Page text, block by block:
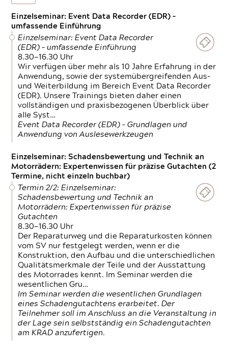
Einzelseminar: Event Data Recorder (EDR) –
umfassende Einführung
Einzelseminar: Event Data Recorder
(EDR) – umfassende Einführung
8.30—16.30 Uhr
Wir verfügen über mehr als 10 Jahre Erfahrung in der
Anwendung, sowie der systemübergreifenden Aus-
und Weiterbildung im Bereich Event Data Recorder
(EDR). Unsere Trainings bieten daher einen
vollständigen und praxisbezogenen Überblick über
alle Syst…
Event Data Recorder (EDR) – Grundlagen und
Anwendung von Auslesewerkzeugen
Einzelseminar: Schadensbewertung und Technik an
Motorrädern: Expertenwissen für präzise Gutachten (2
Termine, nicht einzeln buchbar)
Termin 2/2: Einzelseminar:
Schadensbewertung und Technik an
Motorrädern: Expertenwissen für präzise
Gutachten
8.30—16.30 Uhr
Der Reparaturweg und die Reparaturkosten können
vom SV nur festgelegt werden, wenn er die
Konstruktion, den Aufbau und die unterschiedlichen
Qualitätsmerkmale der Teile und der Ausstattung
des Motorrades kennt. Im Seminar werden die
wesentlichen Gru…
Im Seminar werden die wesentlichen Grundlagen
eines Schadengutachtens erarbeitet. Der
Teilnehmer soll im Anschluss an die Veranstaltung in
der Lage sein selbstständig ein Schadengutachten
am KRAD anzufertigen.